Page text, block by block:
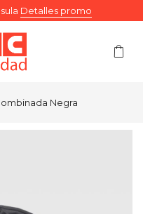
Detalles promo
Negra